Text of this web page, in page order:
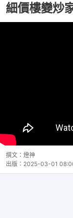
細價樓變炒
撰文： 燈神
出版： 2025-03-01